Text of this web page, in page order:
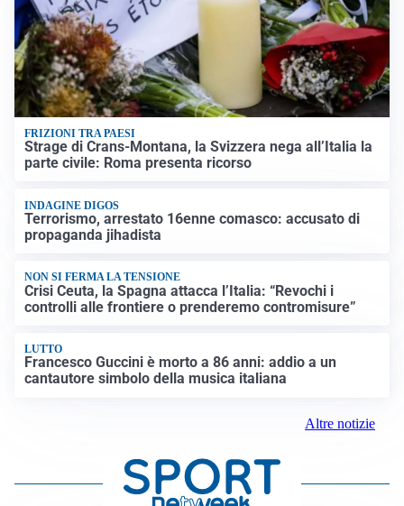
FRIZIONI TRA PAESI
Strage di Crans-Montana, la Svizzera nega all’Italia la
parte civile: Roma presenta ricorso
INDAGINE DIGOS
Terrorismo, arrestato 16enne comasco: accusato di
propaganda jihadista
NON SI FERMA LA TENSIONE
Crisi Ceuta, la Spagna attacca l’Italia: “Revochi i
controlli alle frontiere o prenderemo contromisure”
LUTTO
Francesco Guccini è morto a 86 anni: addio a un
cantautore simbolo della musica italiana
Altre notizie